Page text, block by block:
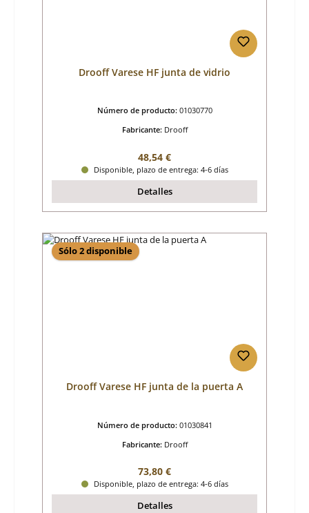
Drooff Varese HF junta de vidrio
Número de producto: 01030770
Fabricante: Drooff
Precio normal:
48,54 €
Disponible, plazo de entrega: 4-6 días
Detalles
Sólo 2 disponible
Drooff Varese HF junta de la puerta A
Número de producto: 01030841
Fabricante: Drooff
Precio normal:
73,80 €
Disponible, plazo de entrega: 4-6 días
Detalles